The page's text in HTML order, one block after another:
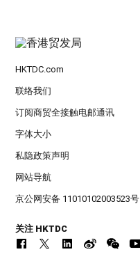
HKTDC.com
联络我们
订阅商贸全接触电邮通讯
字体大小
私隐政策声明
网站导航
京公网安备 11010102003523号
关注 HKTDC